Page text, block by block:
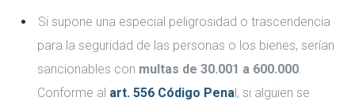
Si supone una especial peligrosidad o trascendencia
para la seguridad de las personas o los bienes, serían
sancionables con multas de 30.001 a 600.000.
Conforme al art. 556 Código Pena l, si alguien se